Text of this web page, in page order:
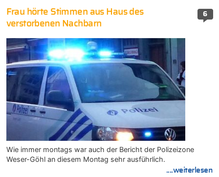
6
Frau hörte Stimmen aus Haus des
verstorbenen Nachbarn
Wie immer montags war auch der Bericht der Polizeizone
Weser-Göhl an diesem Montag sehr ausführlich.
....weiterlesen